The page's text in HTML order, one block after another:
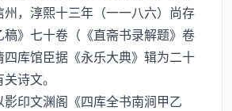
，淳熙十三年（一一八六）尚存
》七十卷（《直斋书录解题》卷
库馆臣据《永乐大典》辑为二十
诗文。
印文渊阁《四库全书南涧甲乙